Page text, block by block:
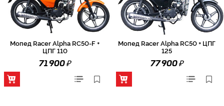
Мопед Racer Alpha RC50-F +
ЦПГ 110
71 900₽
Мопед Racer Alpha RC50 + ЦПГ
125
77 900₽